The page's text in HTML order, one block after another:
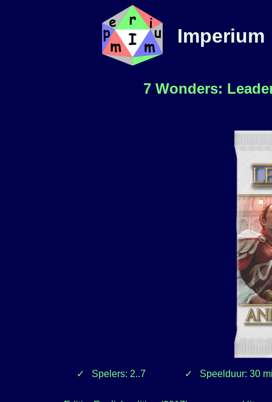
Imperium
7 Wonders:
Spelers: 2..7 Speelduur: 30